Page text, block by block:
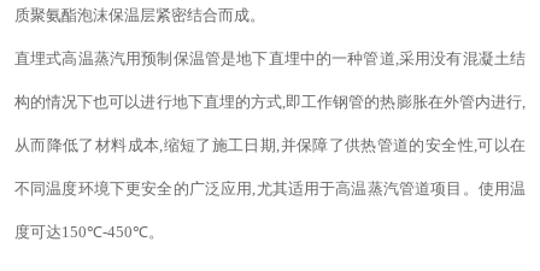
质聚氨酯泡沫保温层紧密结合而成。
直埋式高温蒸汽用预制保温管是地下直埋中的一种管道,采用没有混凝土结
构的情况下也可以进行地下直埋的方式,即工作钢管的热膨胀在外管内进行,
从而降低了材料成本,缩短了施工日期,并保障了供热管道的安全性,可以在
不同温度环境下更安全的广泛应用,尤其适用于高温蒸汽管道项目。使用温
度可达150℃-450℃。